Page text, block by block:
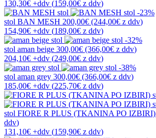
130,30€ +ddv (159,00€ z ddv)
-23%
stol BAN MESH 200,00€ (244,00€ z ddv)
154,90€ +ddv (189,00€ z ddv)
-32%
stol aman beige 300,00€ (366,00€ z ddv)
204,10€ +ddv (249,00€ z ddv)
-38%
stol aman grey 300,00€ (366,00€ z ddv)
185,00€ +ddv (225,70€ z ddv)
stol FIORE R PLUS (TKANINA PO IZBIRI)
ddv)
131,10€ +ddv (159,90€ z ddv)